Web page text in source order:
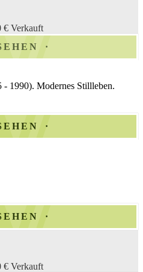
€ Verkauft
1990). Modernes Stillleben.
€ Verkauft